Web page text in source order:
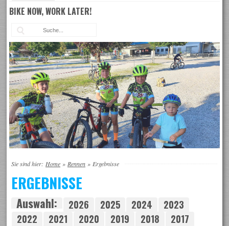
BIKE NOW, WORK LATER!
Sie sind hier: Home » Rennen » Ergebnisse
ERGEBNISSE
Auswahl: 2026 2025 2024
2023
2022
2021 2020 2019 2018
2017